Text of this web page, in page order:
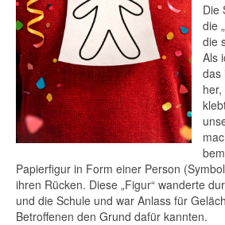
Die
die
die
Als
das
Papierfigur in Form einer Person
ihren Rücken. Diese „Figur“ wanderte
und die Schule und war Anlass für
Betroffenen den Grund dafür kannten.